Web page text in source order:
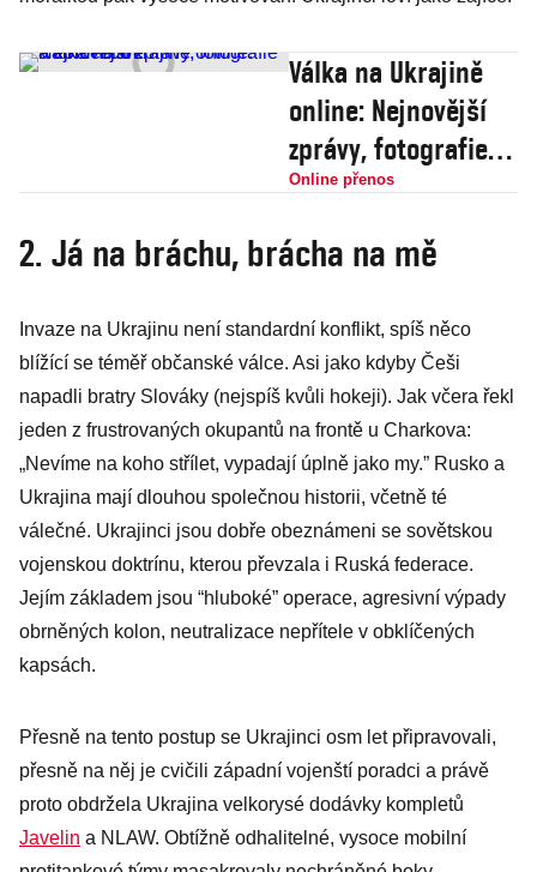
Válka na Ukrajině
online: Nejnovější
zprávy, fotografie a
komentáře
Online přenos
2. Já na bráchu, brácha na mě
Invaze na Ukrajinu není standardní konflikt, spíš něco
blížící se téměř občanské válce. Asi jako kdyby Češi
napadli bratry Slováky (nejspíš kvůli hokeji). Jak včera řekl
jeden z frustrovaných okupantů na frontě u Charkova:
„Nevíme na koho střílet, vypadají úplně jako my.” Rusko a
Ukrajina mají dlouhou společnou historii, včetně té
válečné. Ukrajinci jsou dobře obeznámeni se sovětskou
vojenskou doktrínu, kterou převzala i Ruská federace.
Jejím základem jsou “hluboké” operace, agresivní výpady
obrněných kolon, neutralizace nepřítele v obklíčených
kapsách.
Přesně na tento postup se Ukrajinci osm let připravovali,
přesně na něj je cvičili západní vojenští poradci a právě
proto obdržela Ukrajina velkorysé dodávky kompletů
Javelin a NLAW. Obtížně odhalitelné, vysoce mobilní